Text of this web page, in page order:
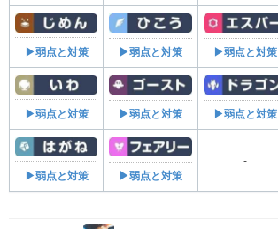
▶弱点と対策 ▶弱点と対策 ▶弱点と対策
▶弱点と対策 ▶弱点と対策 ▶弱点と対策
▶弱点と対策 ▶弱点と対策
-